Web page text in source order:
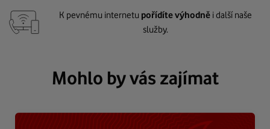
K pevnému internetu pořídíte výhodně i další naše
služby.
Mohlo by vás zajímat